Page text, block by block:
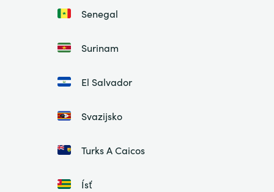
Senegal
Surinam
El Salvador
Svazijsko
Turks A Caicos
Ísť